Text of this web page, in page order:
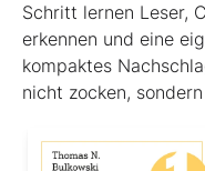
Schritt lernen Leser,
erkennen und eine
kompaktes
nicht zocken,